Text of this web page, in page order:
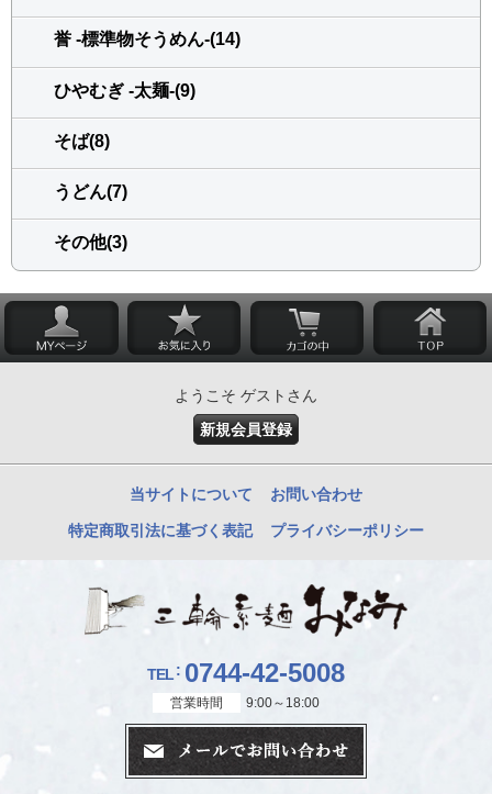
誉 -標準物そうめん-(14)
ひやむぎ -太麺-(9)
そば(8)
うどん(7)
その他(3)
ようこそ ゲストさん
新規会員登録
当サイトについて お問い合わせ
特定商取引法に基づく表記 プライバシーポリシー
TEL 0744-42-5008
営業時間 9:00～18:00